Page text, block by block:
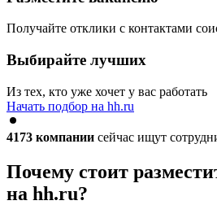
Получайте отклики с контактами
Выбирайте лучших
Из тех, кто уже хочет у вас работать
Начать подбор на hh.ru
4173 компании сейчас ищут
Почему стоит
на hh.ru?